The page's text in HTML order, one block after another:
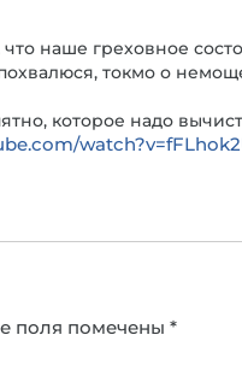
наше греховное
токмо о
которое надо
поля помечены *